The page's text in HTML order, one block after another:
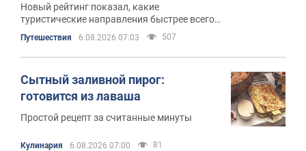
Новый рейтинг показал, какие
туристические направления быстрее всего
увеличили количество иностранных
посетителей
Путешествия 6.08.2026 07:03 507
Сытный заливной пирог:
готовится из лаваша
Простой рецепт за считанные минуты
Кулинария 6.08.2026 07:00 81